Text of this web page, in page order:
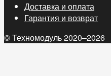
Доставка и оплата
Гарантия и возврат
© Техномодуль 2020–2026